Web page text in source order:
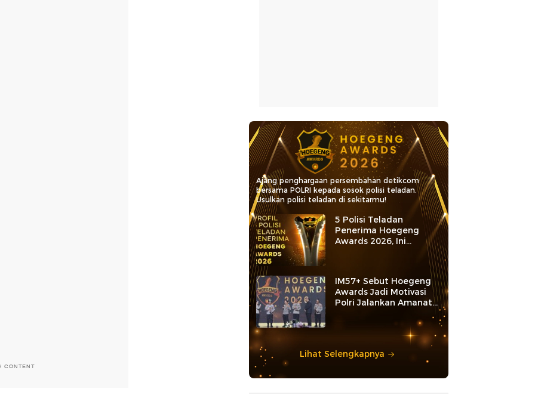
CONTENT
Ajang penghargaan persembahan detikcom
bersama POLRI kepada sosok polisi teladan.
Usulkan polisi teladan di sekitarmu!
5 Polisi Teladan
Penerima Hoegeng
Awards 2026, Ini
Kategori dan Kiprahnya
IM57+ Sebut Hoegeng
Awards Jadi Motivasi
Polri Jalankan Amanat
Lihat Selengkapnya